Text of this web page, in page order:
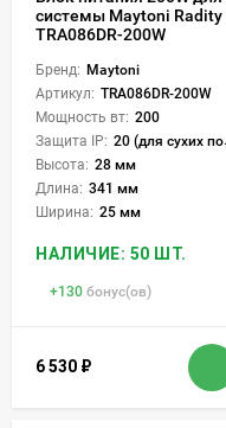
системы Maytoni Radity
TRA086DR-200W
Бренд: Maytoni
Артикул: TRA086DR-200W
Мощность вт: 200
Защита IP: 20 (для сухих пом.)
Высота: 28 мм
Длина: 341 мм
Ширина: 25 мм
НАЛИЧИЕ: 50 ШТ.
+130 бонус(ов)
6 530 ₽